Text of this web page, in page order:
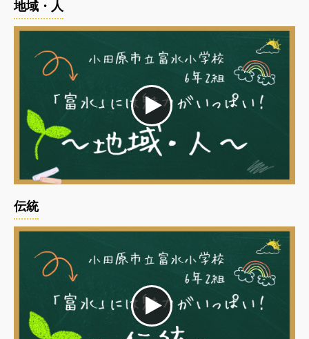
地域・人
伝統